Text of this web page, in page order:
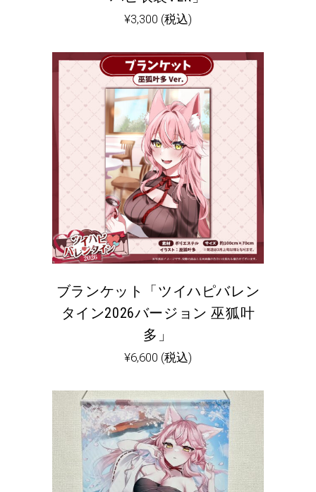
¥3,300 (税込)
ブランケット「ツイハピバレン
タイン2026バージョン 巫狐叶
多」
¥6,600 (税込)